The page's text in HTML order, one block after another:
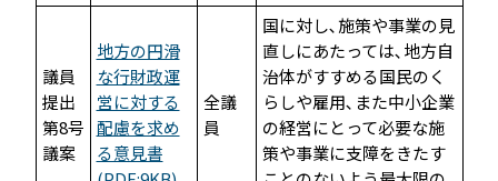
議員
提出
第8号
議案
地方の円滑
な行財政運
営に対する
配慮を求め
る意見書
全議
員
国に対し､施策や事業の見
直しにあたっては､地方自
治体がすすめる国民のく
らしや雇用､また中小企業
の経営にとって必要な施
策や事業に支障をきたす